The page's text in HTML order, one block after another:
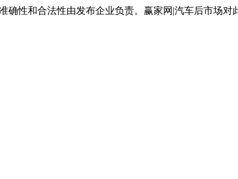
确性和合法性由发布企业负责。赢家网|汽车后市场对